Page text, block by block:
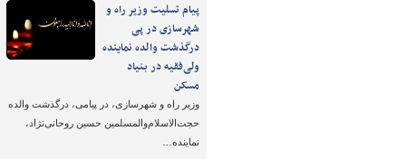
پیام تسلیت وزیر راه و
شهرسازی در پی
درگذشت والده نماینده
ولی‌فقیه در بنیاد
مسکن
وزیر راه و شهرسازی، در پیامی، درگذشت والده
حجت‌الاسلام‌والمسلمین حسین روحانی‌نژاد،
نماینده…